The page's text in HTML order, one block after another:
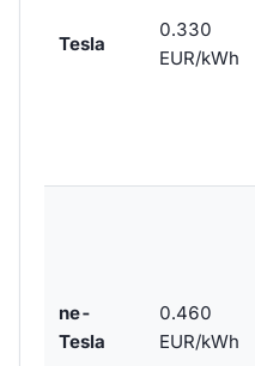
Tesla
0.330
EUR/kWh
ne-
Tesla
0.460
EUR/kWh